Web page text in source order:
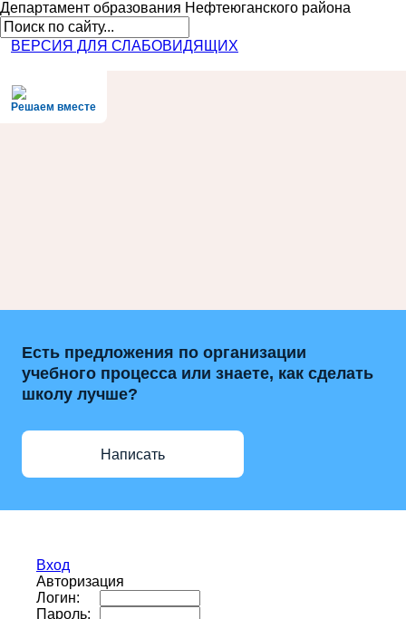
Департамент образования Нефтеюганского района
ВЕРСИЯ ДЛЯ СЛАБОВИДЯЩИХ
Решаем вместе
Есть предложения по организации
учебного процесса или знаете, как сделать
школу лучше?
Написать
Вход
Авторизация
Логин:
Пароль: